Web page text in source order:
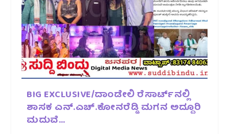
BIG EXCLUSIVE/ದಾಂಡೇಲಿ ರೆಸಾರ್ಟ್‌ನಲ್ಲಿ
ಶಾಸಕ ಎನ್.ಎಚ್.ಕೋನರೆಡ್ಡಿ ಮಗನ ಅದ್ದೂರಿ
ಮದುವೆ…